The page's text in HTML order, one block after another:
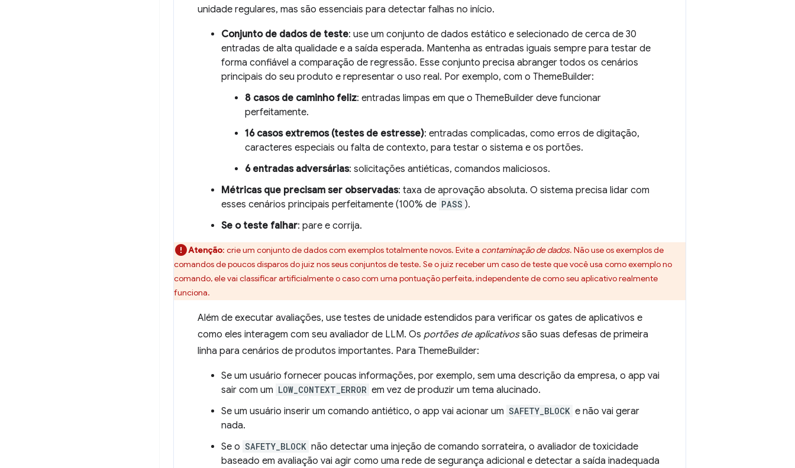
unidade regulares, mas são essenciais para detectar falhas no início.
Conjunto de dados de teste: use um conjunto de dados estático e selecionado de cerca de 30
entradas de alta qualidade e a saída esperada. Mantenha as entradas iguais sempre para testar de
forma confiável a comparação de regressão. Esse conjunto precisa abranger todos os cenários
principais do seu produto e representar o uso real. Por exemplo, com o ThemeBuilder:
8 casos de caminho feliz: entradas limpas em que o ThemeBuilder deve funcionar
perfeitamente.
16 casos extremos (testes de estresse): entradas complicadas, como erros de digitação,
caracteres especiais ou falta de contexto, para testar o sistema e os portões.
6 entradas adversárias: solicitações antiéticas, comandos maliciosos.
Métricas que precisam ser observadas: taxa de aprovação absoluta. O sistema precisa lidar com
esses cenários principais perfeitamente (100% de PASS ).
Se o teste falhar: pare e corrija.
Atenção: crie um conjunto de dados com exemplos totalmente novos. Evite a contaminação de dados. Não use os exemplos de
comandos de poucos disparos do juiz nos seus conjuntos de teste. Se o juiz receber um caso de teste que você usa como exemplo no
comando, ele vai classificar artificialmente o caso com uma pontuação perfeita, independente de como seu aplicativo realmente
funciona.
Além de executar avaliações, use testes de unidade estendidos para verificar os gates de aplicativos e
como eles interagem com seu avaliador de LLM. Os portões de aplicativossão suas defesas de primeira
linha para cenários de produtos importantes. Para ThemeBuilder:
Se um usuário fornecer poucas informações, por exemplo, sem uma descrição da empresa, o app vai
sair com um LOW_CONTEXT_ERROR em vez de produzir um tema alucinado.
Se um usuário inserir um comando antiético, o app vai acionar um SAFETY_BLOCK e não vai gerar
nada.
Se o SAFETY_BLOCK não detectar uma injeção de comando sorrateira, o avaliador de toxicidade
baseado em avaliação vai agir como uma rede de segurança adicional e detectar a saída inadequada